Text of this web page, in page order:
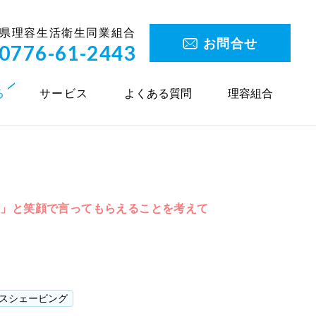
理容生活衛生同業組合
0776-61-2443 お問合せ
サービス よくある質問 理容組合
と笑顔で言ってもらえることを考えて
シェービング